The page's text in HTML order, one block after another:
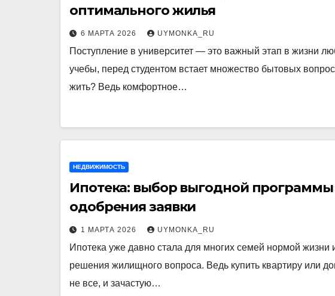
оптимального жилья
6 МАРТА 2026 UYMONKA_RU
Поступление в университет — это важный этап в жизни
учебы, перед студентом встает множество бытовых
жить? Ведь комфортное…
НЕДВИЖИМОСТЬ
Ипотека: выбор выгодной программы
одобрения заявки
1 МАРТА 2026 UYMONKA_RU
Ипотека уже давно стала для многих семей нормой
решения жилищного вопроса. Ведь купить квартиру или
не все, и зачастую…